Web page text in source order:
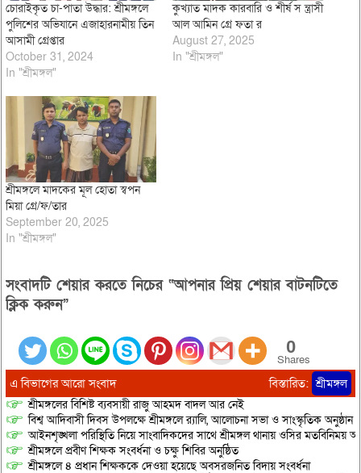
চোরাইকৃত চা-পাতা উদ্ধার: শ্রীমঙ্গলে
পুলিশের অভিযানে এজাহারনামীয় তিন
আসামী গ্রেপ্তার
October 31, 2024
In "শ্রীমঙ্গল"
কুখ্যাত মাদক কারবারি ও শীর্ষ স ন্ত্রাসী
আল আমিন গ্রে ফতা র
August 27, 2025
In "শ্রীমঙ্গল"
শ্রীমঙ্গলে মাদকের মূল হোতা স্বপন
মিয়া গ্রে/ফ/তার
September 20, 2025
In "শ্রীমঙ্গল"
সংবাদটি শেয়ার করতে নিচের “আপনার প্রিয় শেয়ার বাটনটিতে
ক্লিক করুন”
0
Shares
এ বিভাগের আরো সংবাদ বিস্তারিত: শ্রীমঙ্গল
শ্রীমঙ্গলের বিশিষ্ট ব্যবসায়ী রাজু আহমদ বাদল আর নেই
বিশ্ব আদিবাসী দিবস উপলক্ষে শ্রীমঙ্গলে র‌্যালি, আলোচনা সভা ও সাংস্কৃতিক অনুষ্ঠান
আইনশৃঙ্খলা পরিস্থিতি নিয়ে সাংবাদিকদের সাথে শ্রীমঙ্গল থানায় ওসির মতবিনিময়
শ্রীমঙ্গলে প্রবীণ শিক্ষক সংবর্ধনা ও চক্ষু শিবির অনুষ্ঠিত
শ্রীমঙ্গলে ৪ প্রধান শিক্ষককে দেওয়া হয়েছে অবসরজনিত বিদায় সংবর্ধনা